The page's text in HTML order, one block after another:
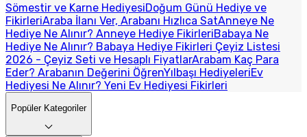
Sömestir ve Karne HediyesiDoğum Günü Hediye ve
FikirleriAraba İlanı Ver, Arabanı Hızlıca SatAnneye Ne
Hediye Ne Alınır? Anneye Hediye FikirleriBabaya Ne
Hediye Ne Alınır? Babaya Hediye Fikirleri Çeyiz Listesi
2026 - Çeyiz Seti ve Hesaplı FiyatlarArabam Kaç Para
Eder? Arabanın Değerini ÖğrenYılbaşı HediyeleriEv
Hediyesi Ne Alınır? Yeni Ev Hediyesi Fikirleri
Popüler Kategoriler